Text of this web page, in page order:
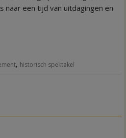
naar een tijd van uitdagingen en
, historisch spektakel